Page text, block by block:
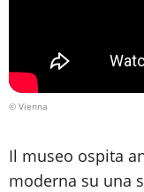
© Vienna
Il museo ospita
moderna su una